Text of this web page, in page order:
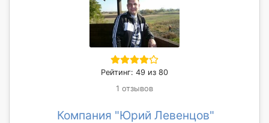
Рейтинг: 49 из 80
1 отзывов
Компания "Юрий Левенцов"